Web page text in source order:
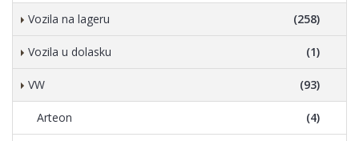
Vozila na lageru (258)
Vozila u dolasku (1)
VW (93)
Arteon (4)